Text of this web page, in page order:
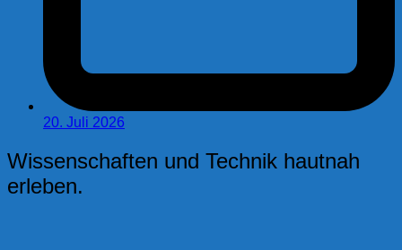
20. Juli 2026
Wissenschaften und Technik hautnah
erleben.